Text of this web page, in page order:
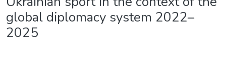
global diplomacy system 2022–
2025